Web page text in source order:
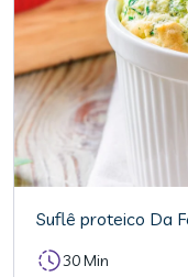
Suflê proteico Da
30 Min